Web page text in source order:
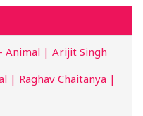
Animal | Arijit Singh
| Raghav Chaitanya |